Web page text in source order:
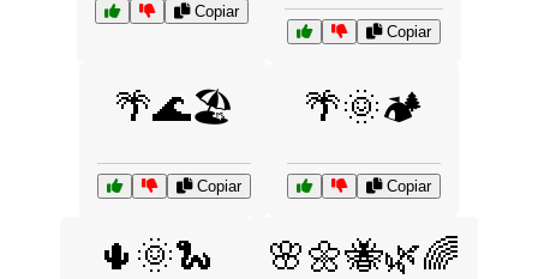
Copiar
Copiar
🌴🌊🏖️
Copiar
🌴🌞🏕️
Copiar
🌵🌞🐍 🌸🌼🐝🌿🌈